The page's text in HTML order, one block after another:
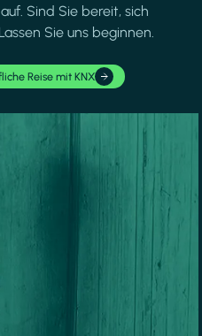
Sind Sie bereit, sich
Sie uns beginnen.
Reise mit KNX